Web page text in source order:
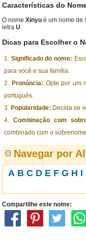
Características do
O nomeXinyu é um nome de
letraU.
Dicas para Escolher o
Significado do nome:
para você e sua família.
Pronúncia: Opte por um
português.
Popularidade: Decida se
Combinação com
combinado com o
Navegar por
A B C D E F G H I
Compartilhe este nome: